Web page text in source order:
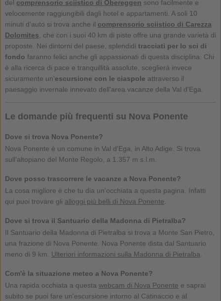
del comprensorio sciistico di Obereggen sono facilmente e
velocemente raggiungibili dagli hotel e appartamenti. A soli 10
minuti d'auto si trova anche il comprensorio sciistico di Carezza
Dolomites, che con i suoi 40 km di piste offre una grande varietà di
proposte. Nei dintorni del paese, splendidi tracciati per lo sci di
fondo faranno felici anche gli appassionati di questa disciplina. Chi
è alla ricerca di pace e tranquillità assolute, sceglierà invece
sicuramente un'escursione con le ciaspole attraverso il
paesaggio invernale innevato dell'area vacanze della Val d'Ega.
Le domande più frequenti su Nova Ponente
Dove si trova Nova Ponente?
Nova Ponente è un comune in Val d'Ega, in Alto Adige. Si trova
sull'altopiano del Monte Regolo, a 1.357 m s.l.m.
Dove posso trascorrere le vacanze a Nova Ponente?
La cosa migliore è che tu dia un'occhiata a questa pagina. Infatti
qui puoi trovare gli alloggi più belli di Nova Ponente.
Dove si trova il Santuario della Madonna di Pietralba?
Il Santuario della Madonna di Pietralba si trova a Monte San Pietro,
una frazione di Nova Ponente. Nova Ponente dista dal Santuario
meno di 9 km. Ulteriori informazioni sulla Madonna di Pietralba.
Com'è la situazione meteo a Nova Ponente?
Una rapida occhiata a questa webcam di Nova Ponente e saprai
subito se puoi fare un'escursione intorno al Catinaccio e al